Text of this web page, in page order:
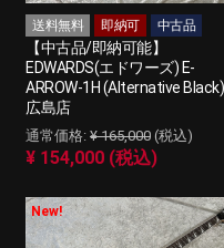
送料無料 即納可 中古品
【中古品/即納可能】
EDWARDS(エドワーズ) E-
ARROW-1H (Alternative Black)
広島店
¥ 165,000 (税込)
¥ 154,000 (税込)
New!